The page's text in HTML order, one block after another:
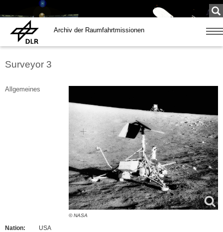
Archiv der Raumfahrtmissionen
Zeige
Surveyor 3
© NASA
Allgemeines
Nation:
USA